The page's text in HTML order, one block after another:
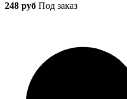
248 руб Под заказ